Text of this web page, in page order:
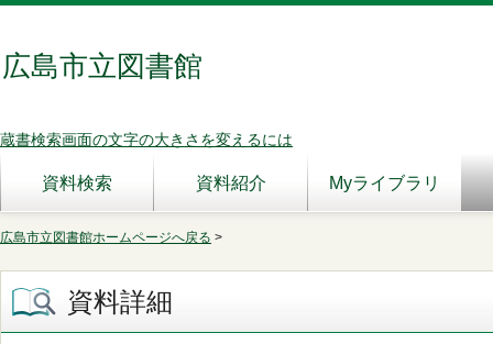
広島市立図書館
蔵書検索画面の文字の大きさを変えるには
資料検索 資料紹介 Myライブラリ
広島市立図書館ホームページへ戻る >
資料詳細